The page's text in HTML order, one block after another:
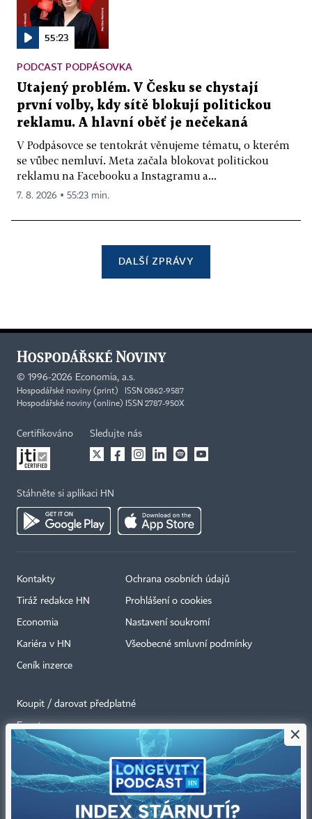
55:23
PODCAST PODPÁSOVKA
Utajený problém. V Česku se chystají
první volby, kdy sítě blokují politickou
reklamu. A hlavní oběť je nečekaná
V Podpásovce se tentokrát věnujeme tématu, o kterém
se vůbec nemluví. Meta začala blokovat politickou
reklamu na Facebooku a Instagramu a...
7. 8. 2026 ▪ 55:23 min.
DALŠÍ ZPRÁVY
© 1996-2026 Economia, a.s.
Hospodářské noviny (print) ISSN 0862-9587
Hospodářské noviny (online) ISSN 2787-950X
Certifikováno Sledujte nás
Stáhněte si aplikaci HN
Kontakty
Tiráž redakce HN
Economia
Kariéra v HN
Ceník inzerce
Ochrana osobních údajů
Prohlášení o cookies
Nastavení soukromí
Všeobecné smluvní podmínky
Koupit / darovat předplatné
Eventy
Newslettery
×